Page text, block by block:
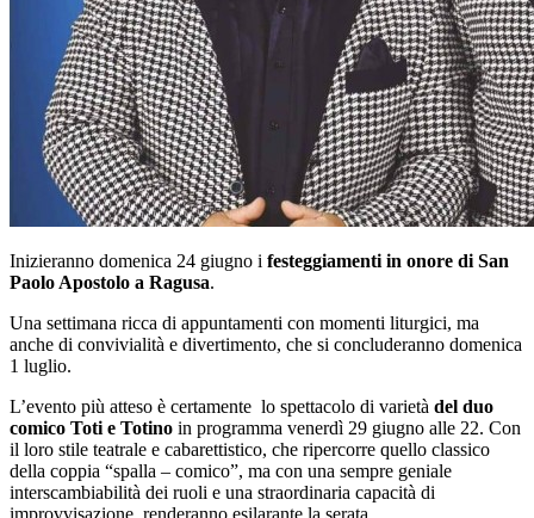
Inizieranno domenica 24 giugno i festeggiamenti in onore di San
Paolo Apostolo a Ragusa.
Una settimana ricca di appuntamenti con momenti liturgici, ma
anche di convivialità e divertimento, che si concluderanno domenica
1 luglio.
L’evento più atteso è certamente lo spettacolo di varietà del duo
comico Toti e Totino in programma venerdì 29 giugno alle 22. Con
il loro stile teatrale e cabarettistico, che ripercorre quello classico
della coppia “spalla – comico”, ma con una sempre geniale
interscambiabilità dei ruoli e una straordinaria capacità di
improvvisazione, renderanno esilarante la serata.